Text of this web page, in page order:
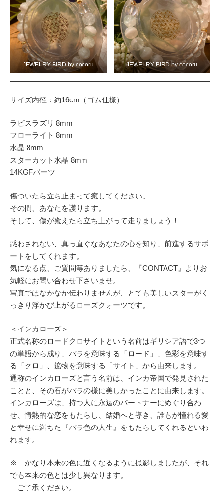
JEWELRY BIRD by cocoru JEWELRY BIRD by cocoru
サイズ内径：約16cm（ゴム仕様）
ラピスラズリ 8mm
フローライト 8mm
水晶 8mm
スターカット水晶 8mm
14KGFパーツ
傷ついたら立ち止まって癒してください。
その間、あなたを護ります。
そして、傷が癒えたら立ち上がって走りましょう！
惑わされない、真っ直ぐなあなたの心を知り、前進するサポ
ートをしてくれます。
気になる点、ご質問等ありましたら、『CONTACT』よりお
気軽にお問い合わせ下さいませ。
写真ではなかなか伝わりませんが、とても美しいスターがく
っきり浮かび上がるローズクォーツです。
＜インカローズ＞
正式名称のロードクロサイトという名前はギリシア語で3つ
の単語から成り、バラを意味する「ロード」、色彩を意味す
る「クロ」、鉱物を意味する「サイト」から由来します。
通称のインカローズと言う名前は、インカ帝国で発見された
ことと、その石がバラの様に美しかったことに由来します。
インカローズは、持つ人に永遠のパートナーにめぐり合わ
せ、情熱的な恋をもたらし、結婚へと導き、誰もが憧れる愛
と幸せに満ちた『バラ色の人生』をもたらしてくれるといわ
れます。
※ かなり本来の色に近くなるように撮影しましたが、それ
でも本来の色とは少し異なります。
ご了承ください。